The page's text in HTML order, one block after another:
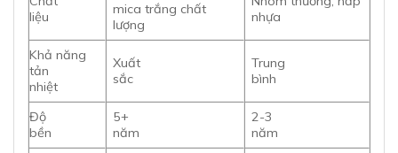
liệu
mica trắng chất
lượng
nhựa
Khả năng
tản
nhiệt
Xuất
sắc
Trung
bình
Độ
bền
5+
năm
2-3
năm